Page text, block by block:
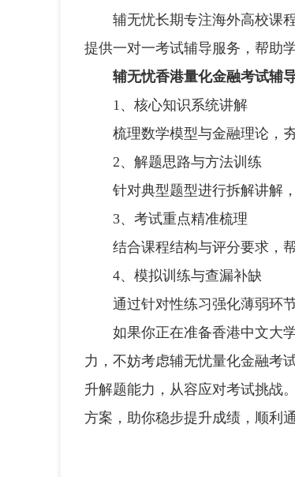
辅无忧长期专注海外高校课程
提供一对一考试辅导服务，帮助
辅无忧香港量化金融考试辅
1、核心知识系统讲解
梳理数学模型与金融理论，夯
2、解题思路与方法训练
针对典型题型进行拆解讲解，
3、考试重点精准梳理
结合课程结构与评分要求，帮
4、模拟训练与查漏补缺
通过针对性练习强化薄弱环节
如果你正在准备香港中文大学
力，不妨考虑辅无忧量化金融考
升解题能力，从容应对考试挑战
方案，助你稳步提升成绩，顺利